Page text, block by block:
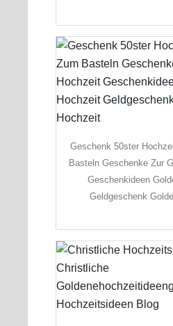
Geschenk 50ster
Basteln Geschenke Zur
Geschenkideen
Geldgeschenk